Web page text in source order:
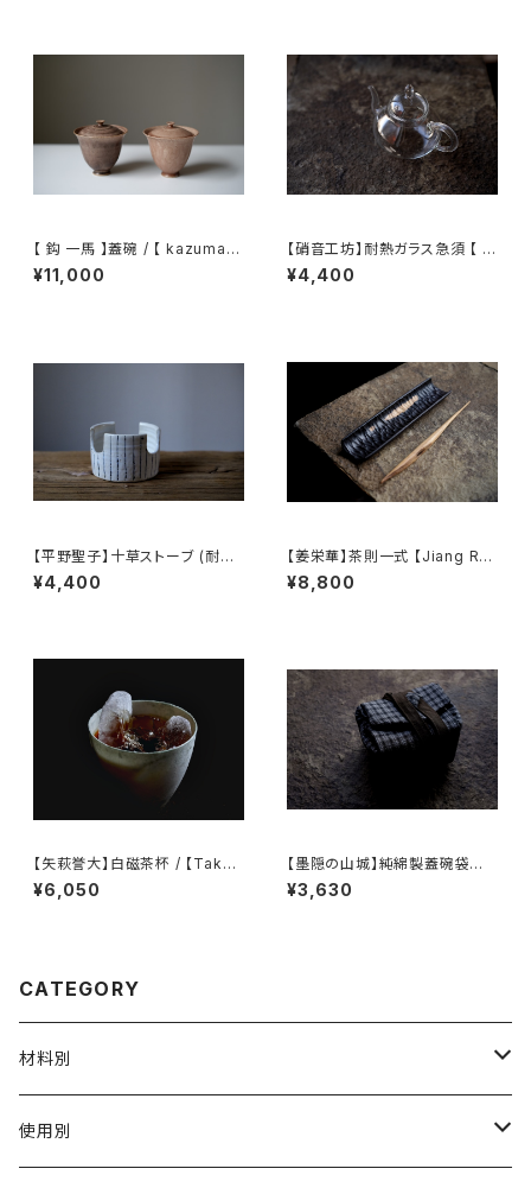
【 鈎 一馬 】蓋碗 / 【 kazuma
magari 】Gaiwan
¥11,000
【硝音工坊】耐熱ガラス急須 【 S
hione Studio】Borosilicate
glass teapot
¥4,400
【平野聖子】十草ストーブ (耐熱)
/ 【Masako Hirano】Stove (H
eat-resistant)
¥4,400
【姜栄華】茶則一式 【Jiang Ro
nghua】A complete tea tray
set
¥8,800
【矢萩誉大】白磁茶杯 / 【Takah
iro Yahagi】teacup
¥6,050
【墨隠の山城】純綿製蓋碗袋内【
【 墨隐の山城 】香雲紗 植物染
仕覆 めカップ袋 【 Ink & Moun
¥3,630
CATEGORY
材料別
陶磁器
使用別